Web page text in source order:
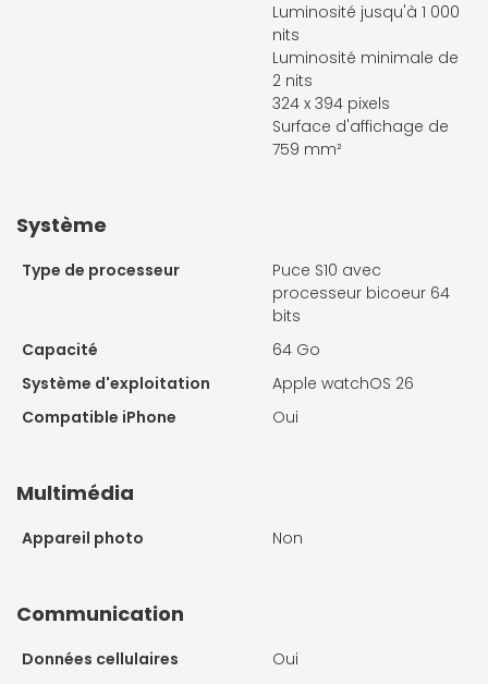
Luminosité jusqu'à 1 000
nits
Luminosité minimale de
2 nits
324 x 394 pixels
Surface d'affichage de
759 mm²
Système
Type de processeur
Puce S10 avec
processeur bicoeur 64
bits
Capacité
64 Go
Système d'exploitation
Apple watchOS 26
Compatible iPhone
Oui
Multimédia
Appareil photo Non
Communication
Données cellulaires
Oui